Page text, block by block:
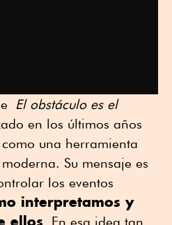
El obstáculo es el
en los últimos años
una herramienta
Su mensaje es
los eventos
interpretamos y
ellos. En esa idea tan